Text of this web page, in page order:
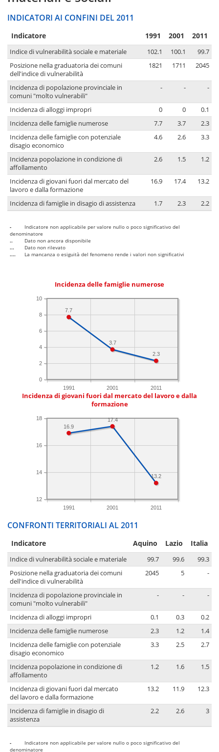
INDICATORI AI CONFINI DEL 2011
Indicatore 1991 2001 2011
Indice di vulnerabilità sociale e materiale 102.1 100.1
99.7
Posizione nella graduatoria dei comuni
dell'indice di vulnerabilità
1821 1711 2045
Incidenza di popolazione provinciale in
comuni "molto vulnerabili"
- - -
Incidenza di alloggi impropri 0 0
0.1
Incidenza delle famiglie numerose
7.7 3.7
2.3
Incidenza delle famiglie con potenziale
disagio economico
4.6 2.6 3.3
Incidenza popolazione in condizione di
affollamento
2.6 1.5 1.2
Incidenza di giovani fuori dal mercato del
lavoro e dalla formazione
16.9 17.4 13.2
Incidenza di famiglie in disagio di assistenza 1.7 2.3 2.2
-
Indicatore non applicabile per valore nullo o poco significativo del
denominatore
..
Dato non ancora disponibile
...
Dato non rilevato
....
La mancanza o esiguità del fenomeno rende i valori non significativi
Incidenza delle famiglie numerose
1991 2001 2011
0
2
4
6
8
10
2.3
3.7
7.7
Incidenza di giovani fuori dal mercato del lavoro e dalla
formazione
1991 2001 2011
12
14
16
18
13.2
17.4
16.9
CONFRONTI TERRITORIALI AL 2011
Indicatore Aquino Lazio Italia
Indice di vulnerabilità sociale e materiale 99.7 99.6
99.3
Posizione nella graduatoria dei comuni
dell'indice di vulnerabilità
2045 5 -
Incidenza di popolazione provinciale in
comuni "molto vulnerabili"
- - -
Incidenza di alloggi impropri 0.1 0.3
0.2
Incidenza delle famiglie numerose
2.3 1.2
1.4
Incidenza delle famiglie con potenziale
disagio economico
3.3 2.5 2.7
Incidenza popolazione in condizione di
affollamento
1.2 1.6 1.5
Incidenza di giovani fuori dal mercato
del lavoro e dalla formazione
13.2 11.9 12.3
Incidenza di famiglie in disagio di
assistenza
2.2 2.6 3
-
Indicatore non applicabile per valore nullo o poco significativo del
denominatore